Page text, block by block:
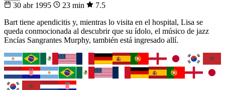
30 abr 1995 23 min
7.5
Bart tiene apendicitis y, mientras lo visita en el hospital, Lisa se
queda conmocionada al descubrir que su ídolo, el músico de jazz
Encías Sangrantes Murphy, también está ingresado allí.